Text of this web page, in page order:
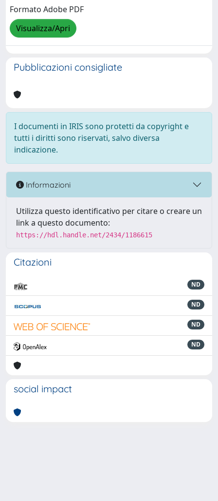
Formato Adobe PDF
Visualizza/Apri
Pubblicazioni consigliate
I documenti in IRIS sono protetti da copyright e
tutti i diritti sono riservati, salvo diversa
indicazione.
Informazioni
Utilizza questo identificativo per citare o creare un
link a questo documento:
https://hdl.handle.net/2434/1186615
Citazioni
ND
ND
ND
ND
social impact